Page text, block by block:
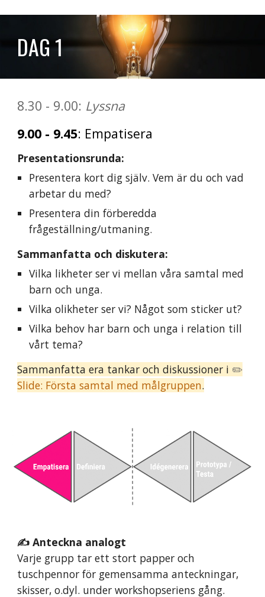
DAG 1
8.30 - 9.00: Lyssna
9.00 - 9.45: Empatisera
Presentationsrunda:
Presentera kort dig själv. Vem är du och vad
arbetar du med?
Presentera din förberedda
frågeställning/utmaning.
Sammanfatta och diskutera:
Vilka likheterser vi mellan våra samtal med
barn och unga.
Vilkaolikheter ser vi? Något som sticker ut?
Vilka behov har barn och unga i relation till
vårt tema?
Sammanfatta era tankar och diskussioner i ✏️
Slide: Första samtal med målgruppen​.
✍️Anteckna analogt
Varje grupp tar ett stort papper och
tuschpennor för gemensamma anteckningar,
skisser, o.dyl. under workshopseriens gång.